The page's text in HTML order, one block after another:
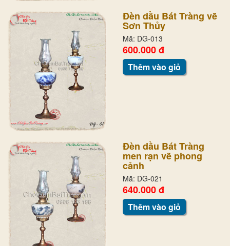
Đèn dầu Bát Tràng vẽ
Sơn Thủy
Mã: DG-013
600.000 đ
Thêm vào giỏ
Đèn dầu Bát Tràng
men rạn vẽ phong
cảnh
Mã: DG-021
640.000 đ
Thêm vào giỏ